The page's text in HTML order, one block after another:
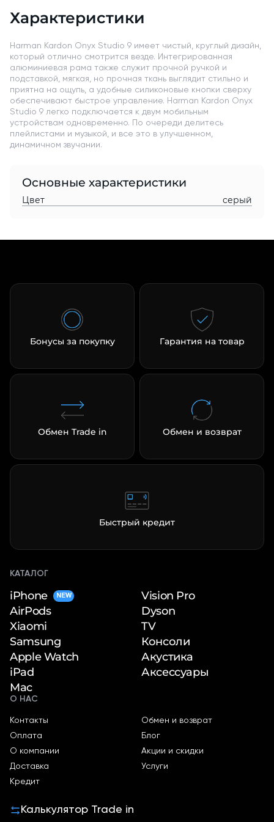
Характеристики
Harman Kardon Onyx Studio 9 имеет чистый, круглый дизайн,
который отлично смотрится везде. Интегрированная
алюминиевая рама также служит прочной ручкой и
подставкой, мягкая, но прочная ткань выглядит стильно и
приятна на ощупь, а удобные силиконовые кнопки сверху
обеспечивают быстрое управление. Harman Kardon Onyx
Studio 9 легко подключается к двум мобильным
устройствам одновременно. По очереди делитесь
плейлистами и музыкой, и все это в улучшенном,
динамичном звучании.
Основные характеристики
Цвет серый
Бонусы за покупку Гарантия на товар
Обмен Trade in Обмен и возврат
Быстрый кредит
КАТАЛОГ
iPhone NEW
AirPods
Xiaomi
Samsung
Apple Watch
iPad
Mac
Vision Pro
Dyson
TV
Консоли
Акустика
Аксессуары
О НАС
Контакты
Оплата
О компании
Доставка
Кредит
Обмен и возврат
Блог
Акции и скидки
Услуги
Калькулятор Trade in
раз в 2 недели